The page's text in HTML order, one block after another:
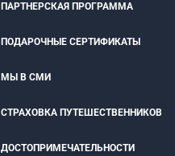
ПАРТНЕРСКАЯ ПРОГРАММА
ПОДАРОЧНЫЕ СЕРТИФИКАТЫ
МЫ В СМИ
СТРАХОВКА ПУТЕШЕСТВЕННИКОВ
ДОСТОПРИМЕЧАТЕЛЬНОСТИ